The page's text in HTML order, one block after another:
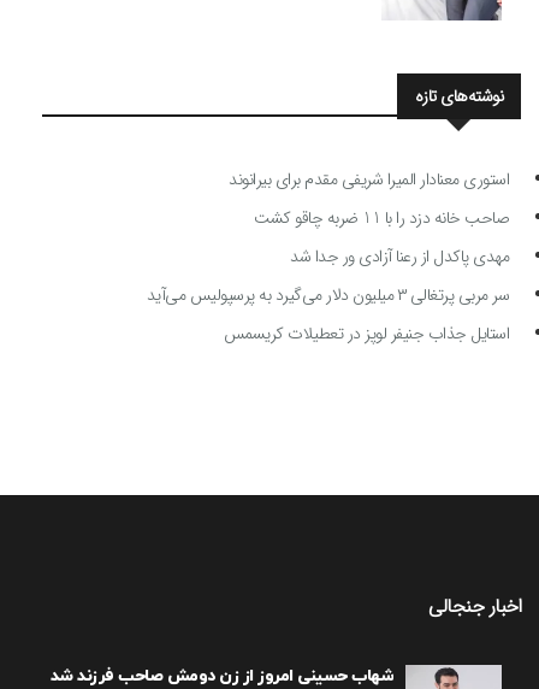
نوشته‌های تازه
استوری معنادار المیرا شریفی مقدم برای بیرانوند
صاحب خانه دزد را با 11 ضربه چاقو کشت
مهدی پاکدل از رعنا آزادی ور جدا شد
سر مربی پرتغالی ۳ میلیون دلار می‌گیرد به پرسپولیس می‌آید
استایل جذاب جنیفر لوپز در تعطیلات کریسمس
اخبار جنجالی
شهاب حسینی امروز از زن دومش صاحب فرزند شد